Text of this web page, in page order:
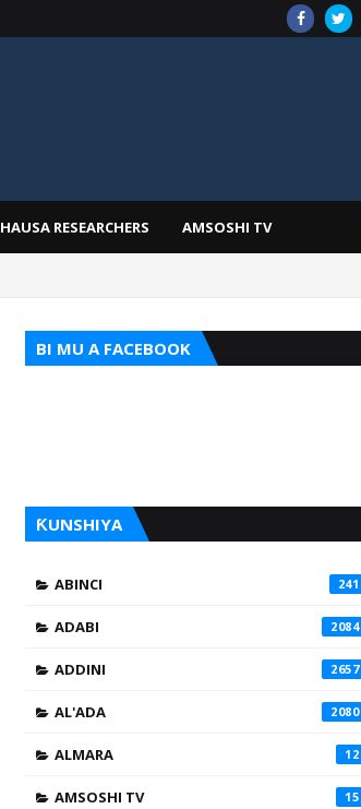
HAUSA RESEARCHERS AMSOSHI TV
BI MU A FACEBOOK
ƘUNSHIYA
ABINCI 241
ADABI 2084
ADDINI 2657
AL'ADA 2080
ALMARA 12
AMSOSHI TV 15